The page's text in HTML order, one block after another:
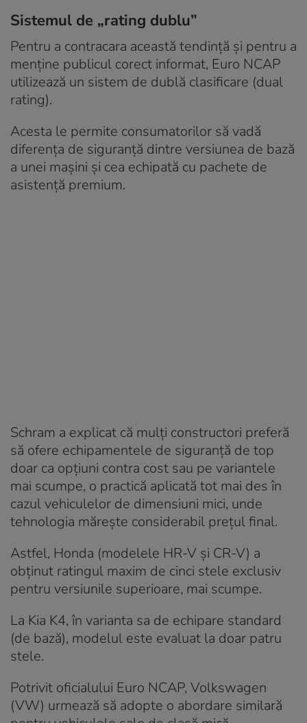
Sistemul de „rating dublu”
Pentru a contracara această tendință și pentru a
menține publicul corect informat, Euro NCAP
utilizează un sistem de dublă clasificare (dual
rating).
Acesta le permite consumatorilor să vadă
diferența de siguranță dintre versiunea de bază
a unei mașini și cea echipată cu pachete de
asistență premium.
Schram a explicat că mulți constructori preferă
să ofere echipamentele de siguranță de top
doar ca opțiuni contra cost sau pe variantele
mai scumpe, o practică aplicată tot mai des în
cazul vehiculelor de dimensiuni mici, unde
tehnologia mărește considerabil prețul final.
Astfel, Honda (modelele HR-V și CR-V) a
obținut ratingul maxim de cinci stele exclusiv
pentru versiunile superioare, mai scumpe.
La Kia K4, în varianta sa de echipare standard
(de bază), modelul este evaluat la doar patru
stele.
Potrivit oficialului Euro NCAP, Volkswagen
(VW) urmează să adopte o abordare similară